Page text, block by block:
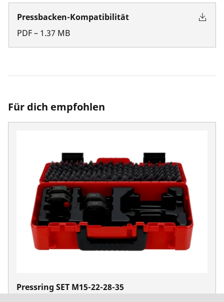
Pressbacken-Kompatibilität
PDF– 1.37 MB
Für dich empfohlen
Pressring SET M15-22-28-35